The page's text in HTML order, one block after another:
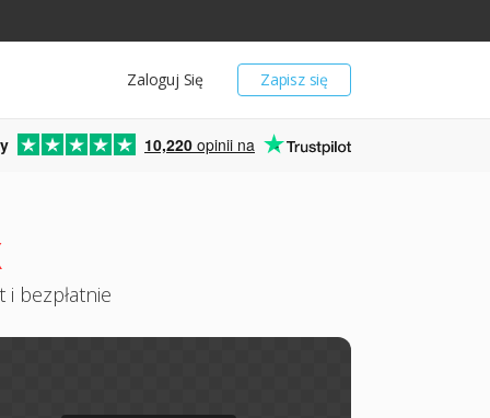
Zapisz się
Zaloguj Się
10,220 opinii na
bezpłatnie